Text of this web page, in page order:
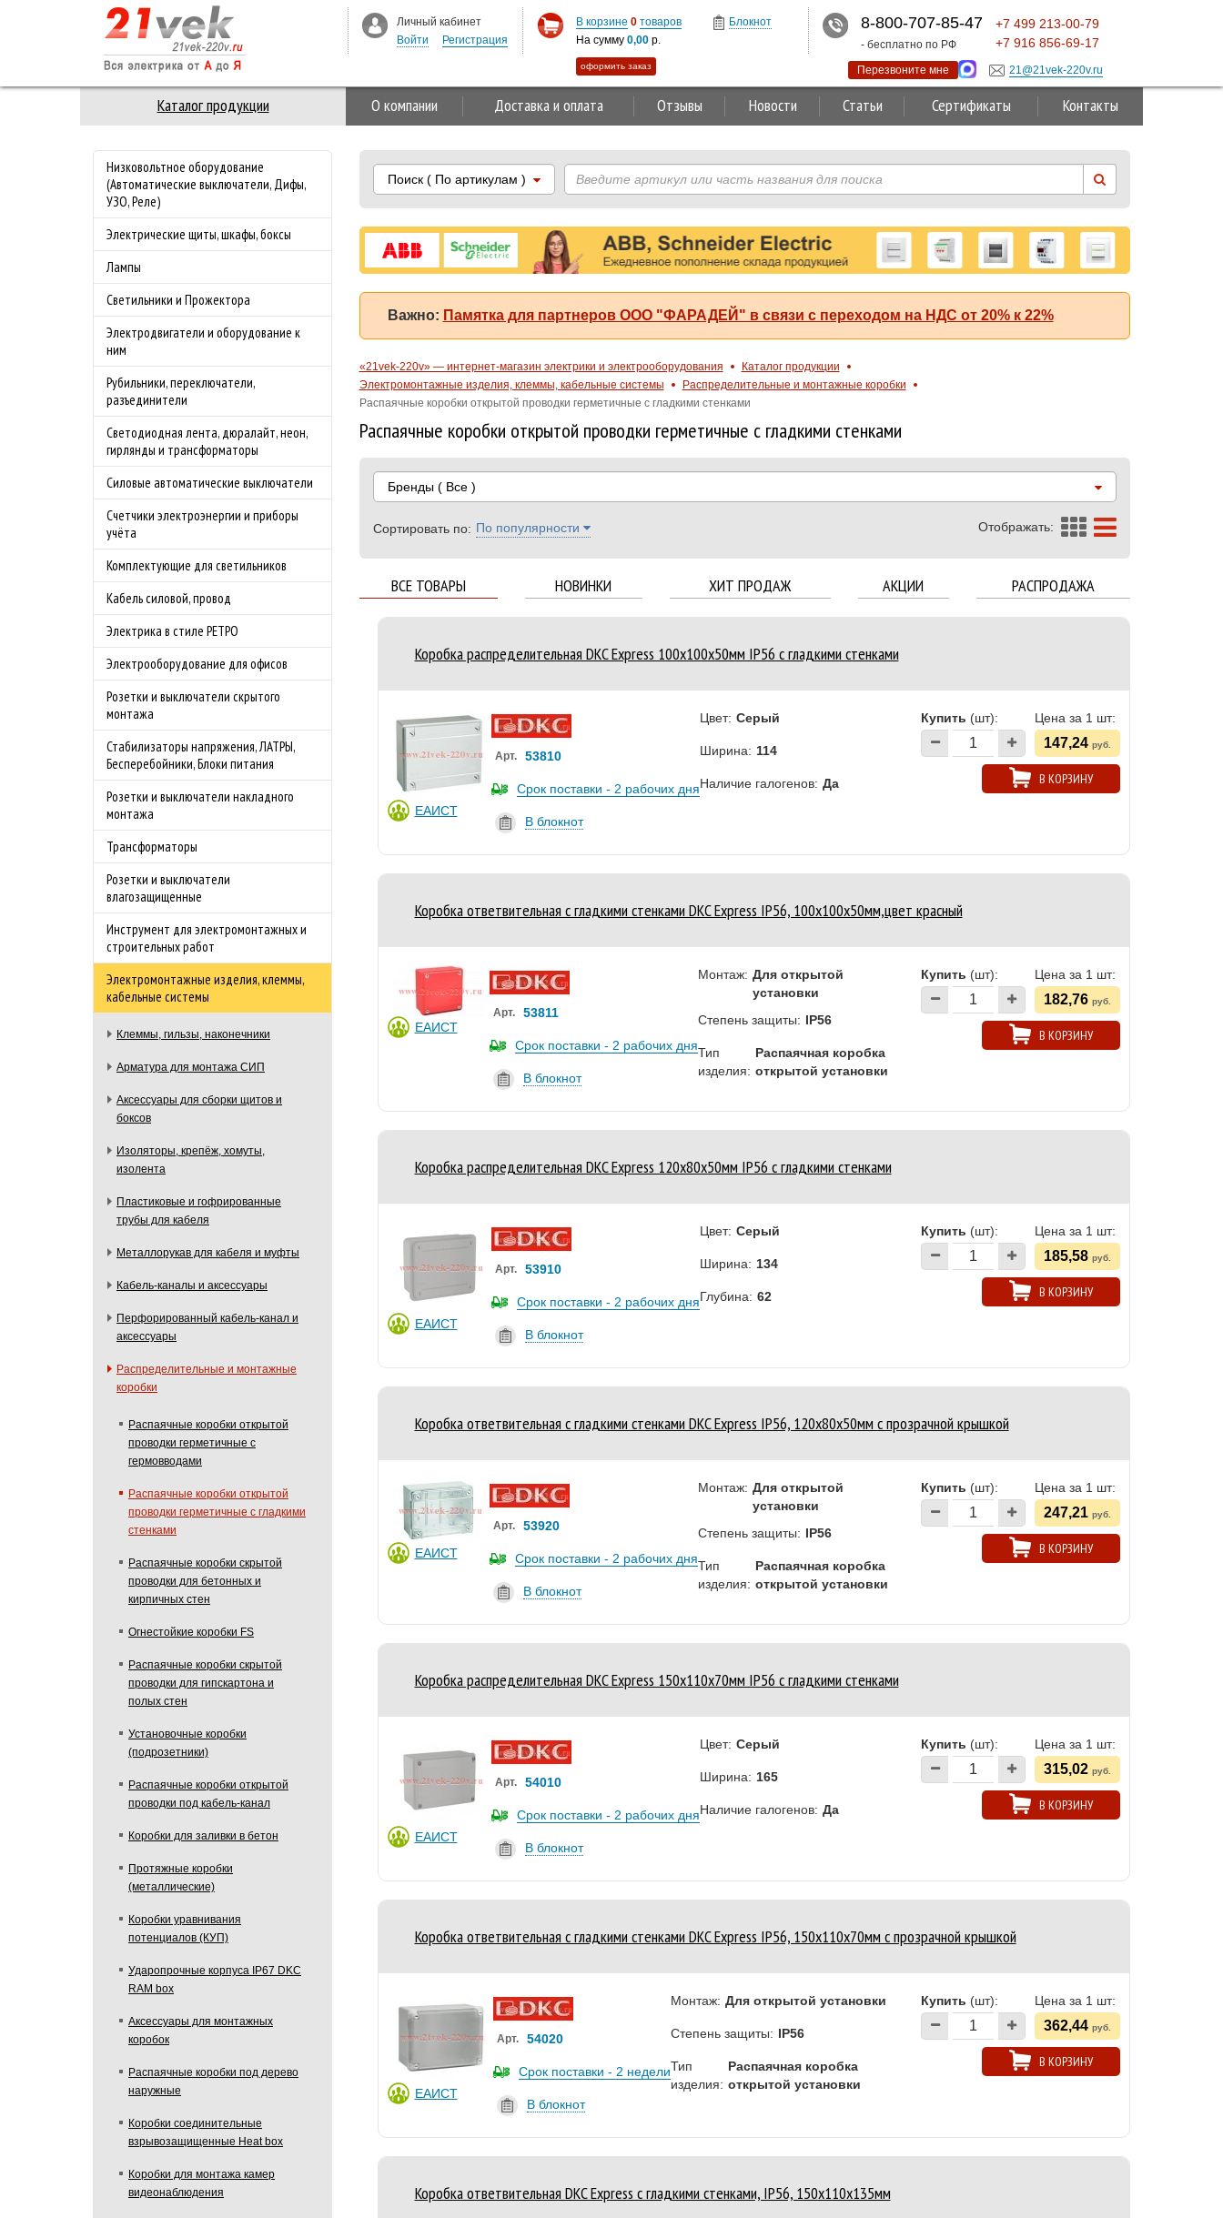
Каталог продукции О компании Доставка и оплата Отзывы Новости Статьи Сертификаты Контакты
Низковольтное оборудование
(Автоматические выключатели, Дифы,
УЗО, Реле)
Электрические щиты, шкафы, боксы
Лампы
Светильники и Прожектора
Электродвигатели и оборудование к
ним
Рубильники, переключатели,
разъединители
Светодиодная лента, дюралайт, неон,
гирлянды и трансформаторы
Силовые автоматические выключатели
Счетчики электроэнергии и приборы
учёта
Комплектующие для светильников
Кабель силовой, провод
Электрика в стиле РЕТРО
Электрооборудование для офисов
Розетки и выключатели скрытого
монтажа
Стабилизаторы напряжения, ЛАТРЫ,
Бесперебойники, Блоки питания
Розетки и выключатели накладного
монтажа
Трансформаторы
Розетки и выключатели
влагозащищенные
Инструмент для электромонтажных и
строительных работ
Электромонтажные изделия, клеммы,
кабельные системы
Клеммы, гильзы, наконечники
Арматура для монтажа СИП
Аксессуары для сборки щитов и
боксов
Изоляторы, крепёж, хомуты,
изолента
Пластиковые и гофрированные
трубы для кабеля
Металлорукав для кабеля и муфты
Кабель-каналы и аксессуары
Перфорированный кабель-канал и
аксессуары
Распределительные и монтажные
коробки
Распаячные коробки открытой
проводки герметичные с
гермовводами
Распаячные коробки открытой
проводки герметичные с гладкими
стенками
Распаячные коробки скрытой
проводки для бетонных и
кирпичных стен
Огнестойкие коробки FS
Распаячные коробки скрытой
проводки для гипскартона и
полых стен
Установочные коробки
(подрозетники)
Распаячные коробки открытой
проводки под кабель-канал
Коробки для заливки в бетон
Протяжные коробки
(металлические)
Коробки уравнивания
потенциалов (КУП)
Ударопрочные корпуса IP67 DKC
RAM box
Аксессуары для монтажных
коробок
Распаячные коробки под дерево
наружные
Коробки соединительные
взрывозащищенные Heat box
Коробки для монтажа камер
видеонаблюдения
Поиск( По артикулам )
Важно: Памятка для партнеров ООО "ФАРАДЕЙ" в связи с переходом на НДС от 20% к 22%
«21vek-220v» — интернет-магазин электрики и электрооборудования
Каталог продукции
Электромонтажные изделия, клеммы, кабельные системы
Распределительные и монтажные коробки
Распаячные коробки открытой проводки герметичные с гладкими стенками
Распаячные коробки открытой проводки герметичные с гладкими стенками
Бренды( Все )
Сортировать по: По популярности Отображать:
ВСЕ ТОВАРЫ НОВИНКИ ХИТ ПРОДАЖ АКЦИИ РАСПРОДАЖА
Коробка распределительная DKC Express 100х100х50мм IP56 с гладкими стенками
ЕАИСТ
Арт. 53810
Срок поставки - 2 рабочих дня
В блокнот
Цвет: Серый
Ширина: 114
Наличие галогенов: Да
Купить (шт): Цена за 1 шт:
147,24 руб.
В КОРЗИНУ
Коробка ответвительная с гладкими стенками DKC Express IP56, 100х100х50мм,цвет красный
ЕАИСТ
Арт. 53811
Срок поставки - 2 рабочих дня
В блокнот
Монтаж: Для открытой
установки
Степень защиты: IP56
Тип
изделия:
Распаячная коробка
открытой установки
Купить (шт): Цена за 1 шт:
182,76 руб.
В КОРЗИНУ
Коробка распределительная DKC Express 120х80х50мм IP56 с гладкими стенками
ЕАИСТ
Арт. 53910
Срок поставки - 2 рабочих дня
В блокнот
Цвет: Серый
Ширина: 134
Глубина: 62
Купить (шт): Цена за 1 шт:
185,58 руб.
В КОРЗИНУ
Коробка ответвительная с гладкими стенками DKC Express IP56, 120х80х50мм c прозрачной крышкой
ЕАИСТ
Арт. 53920
Срок поставки - 2 рабочих дня
В блокнот
Монтаж: Для открытой
установки
Степень защиты: IP56
Тип
изделия:
Распаячная коробка
открытой установки
Купить (шт): Цена за 1 шт:
247,21 руб.
В КОРЗИНУ
Коробка распределительная DKC Express 150х110х70мм IP56 с гладкими стенками
ЕАИСТ
Арт. 54010
Срок поставки - 2 рабочих дня
В блокнот
Цвет: Серый
Ширина: 165
Наличие галогенов: Да
Купить (шт): Цена за 1 шт:
315,02 руб.
В КОРЗИНУ
Коробка ответвительная с гладкими стенками DKC Express IP56, 150х110х70мм c прозрачной крышкой
ЕАИСТ
Арт. 54020
Срок поставки - 2 недели
В блокнот
Монтаж: Для открытой установки
Степень защиты: IP56
Тип
изделия:
Распаячная коробка
открытой установки
Купить (шт): Цена за 1 шт:
362,44 руб.
В КОРЗИНУ
Коробка ответвительная DKC Express с гладкими стенками, IP56, 150х110х135мм
Личный кабинет
Войти
Регистрация
В корзине 0 товаров
На сумму 0,00 р.
оформить заказ
Блокнот 8-800-707-85-47
- бесплатно по РФ
+7 499 213-00-79
+7 916 856-69-17
Перезвоните мне 21@21vek-220v.ru